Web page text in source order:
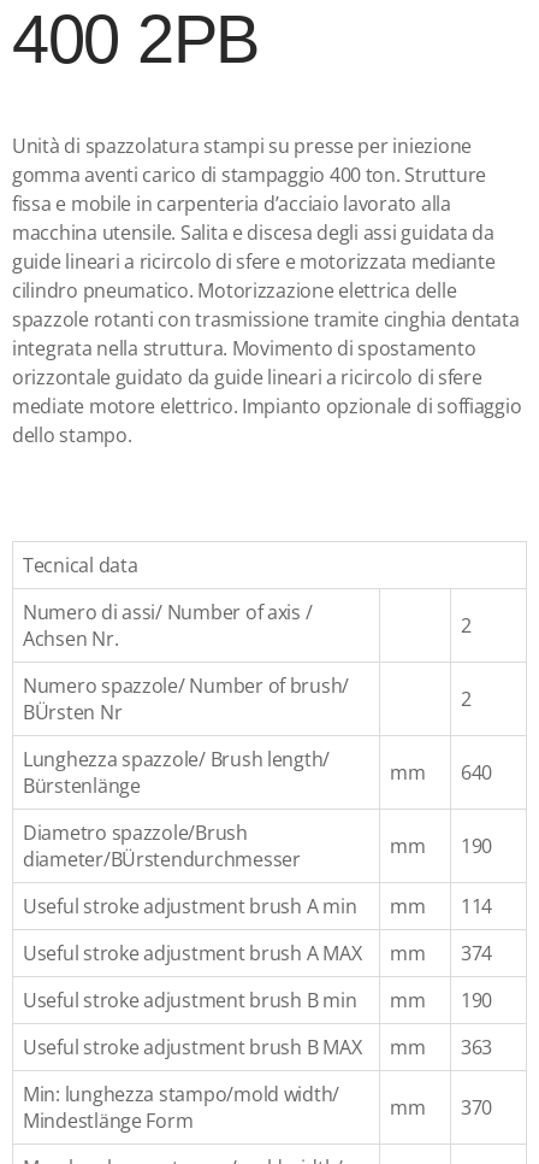
400 2PB
Unità di spazzolatura stampi su presse per iniezione
gomma aventi carico di stampaggio 400 ton. Strutture
fissa e mobile in carpenteria d’acciaio lavorato alla
macchina utensile. Salita e discesa degli assi guidata da
guide lineari a ricircolo di sfere e motorizzata mediante
cilindro pneumatico. Motorizzazione elettrica delle
spazzole rotanti con trasmissione tramite cinghia dentata
integrata nella struttura. Movimento di spostamento
orizzontale guidato da guide lineari a ricircolo di sfere
mediate motore elettrico. Impianto opzionale di soffiaggio
dello stampo.
Tecnical data
Numero di assi/ Number of axis /
Achsen Nr.
2
Numero spazzole/ Number of brush/
BÜrsten Nr
2
Lunghezza spazzole/ Brush length/
Bürstenlänge
mm 640
Diametro spazzole/Brush
diameter/BÜrstendurchmesser
mm 190
Useful stroke adjustment brush A min mm
114
Useful stroke adjustment brush A MAX
mm
374
Useful stroke adjustment brush B min
mm
190
Useful stroke adjustment brush B MAX
mm
363
Min: lunghezza stampo/mold width/
Mindestlänge Form
mm 370